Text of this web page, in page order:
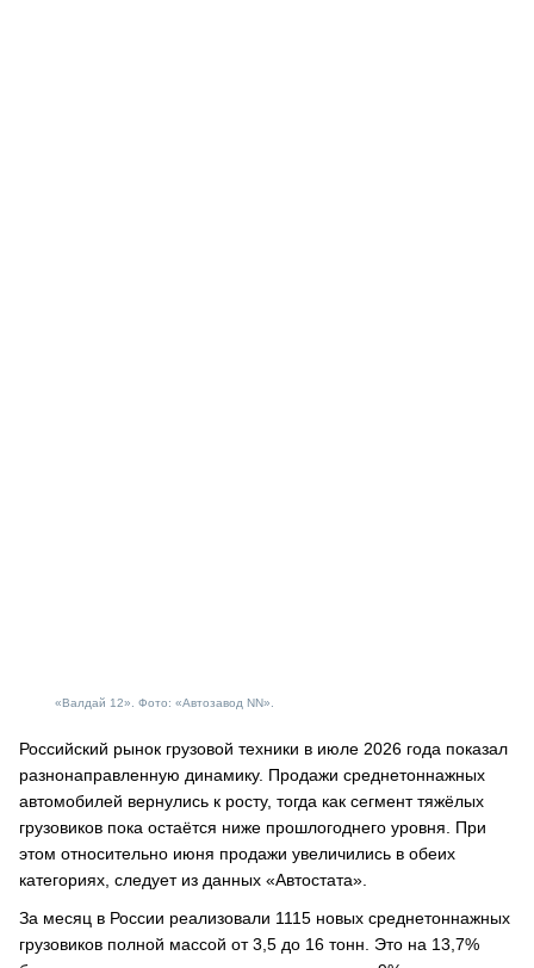
«Валдай 12». Фото: «Автозавод NN».
Российский рынок грузовой техники в июле 2026 года показал
разнонаправленную динамику. Продажи среднетоннажных
автомобилей вернулись к росту, тогда как сегмент тяжёлых
грузовиков пока остаётся ниже прошлогоднего уровня. При
этом относительно июня продажи увеличились в обеих
категориях, следует из данных «Автостата».
За месяц в России реализовали 1115 новых среднетоннажных
грузовиков полной массой от 3,5 до 16 тонн. Это на 13,7%